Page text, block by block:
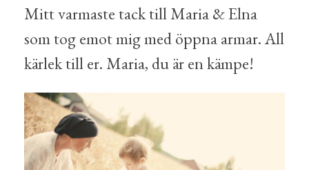
Mitt varmaste tack till Maria & Elna
som tog emot mig med öppna armar. All
kärlek till er. Maria, du är en kämpe!